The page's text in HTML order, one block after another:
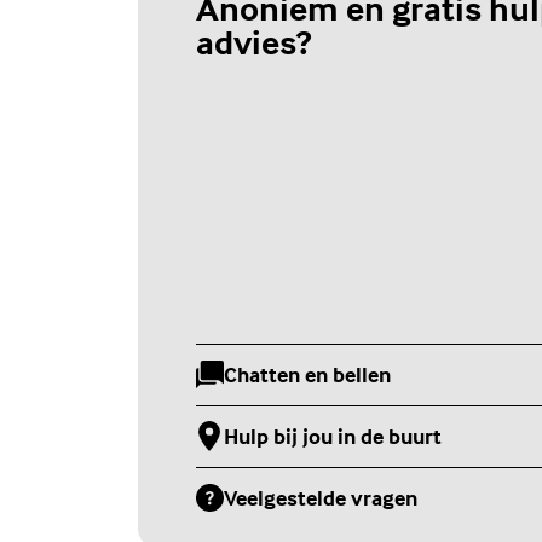
advies?
Chatten en bellen
(Externe link)
Hulp bij jou in de buurt
(Externe link)
Veelgestelde vragen
(Externe link)